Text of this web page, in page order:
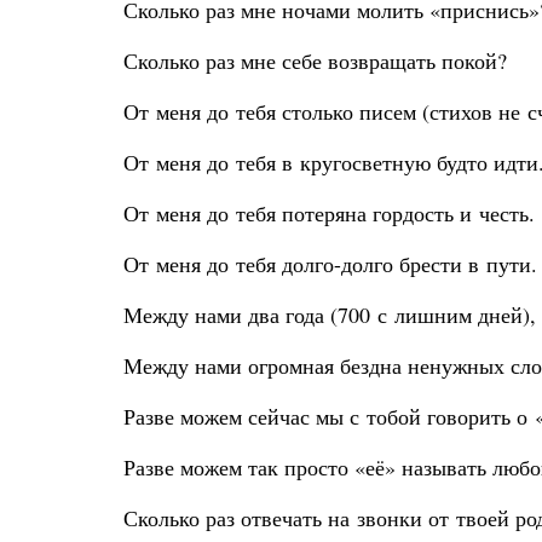
Сколько раз мне ночами молить
Сколько раз мне себе возвращать покой?
От меня до тебя столько писем (стихов не
От меня до тебя в кругосветную будто идти.
От меня до тебя потеряна гордость и честь.
От меня до тебя долго-долго брести в пути.
Между нами два года (700 с лишним дней),
Между нами огромная бездна ненужных
Разве можем сейчас мы с тобой говорить о
Разве можем так просто «её» называть
Сколько раз отвечать на звонки от твоей